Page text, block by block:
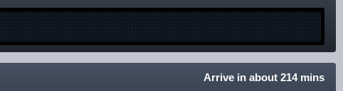
Arrive in about 214 mins